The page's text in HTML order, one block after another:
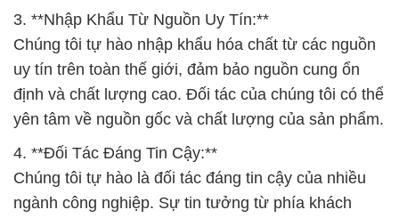
3. **Nhập Khẩu Từ Nguồn Uy Tín:**
Chúng tôi tự hào nhập khẩu hóa chất từ các nguồn
uy tín trên toàn thế giới, đảm bảo nguồn cung ổn
định và chất lượng cao. Đối tác của chúng tôi có thể
yên tâm về nguồn gốc và chất lượng của sản phẩm.
4. **Đối Tác Đáng Tin Cậy:**
Chúng tôi tự hào là đối tác đáng tin cậy của nhiều
ngành công nghiệp. Sự tin tưởng từ phía khách